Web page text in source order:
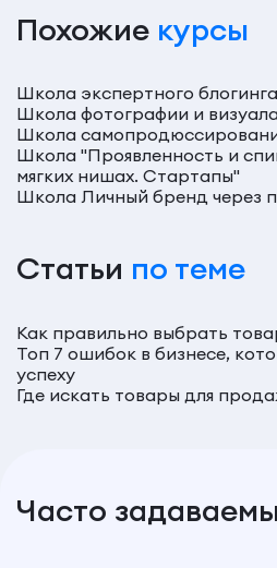
Похожие курсы
Школа экспертного блогинга
Школа фотографии и
Школа
Школа "Проявленность и
мягких нишах. Стартапы"
Школа Личный бренд через
Статьи по теме
Как правильно выбрать
Топ 7 ошибок в бизнесе,
успеху
Где искать товары для
Часто